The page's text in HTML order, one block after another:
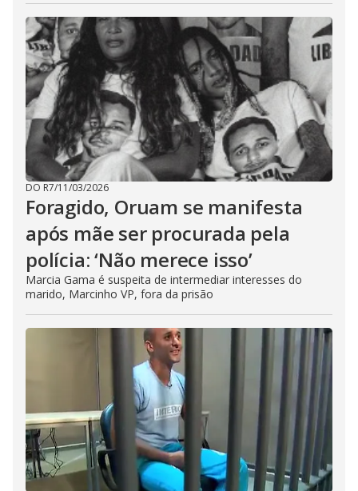
DO R7/11/03/2026
Foragido, Oruam se manifesta
após mãe ser procurada pela
polícia: ‘Não merece isso’
Marcia Gama é suspeita de intermediar interesses do
marido, Marcinho VP, fora da prisão